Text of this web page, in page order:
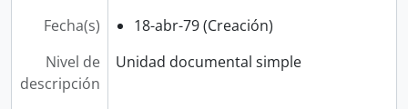
Fecha(s)
18-abr-79 (Creación)
Nivel de
descripción
Unidad documental simple